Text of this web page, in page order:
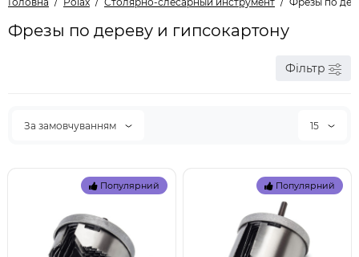
Фрезы по дереву и гипсокартону
Фільтр
За замовчуванням 15
Популярний Популярний